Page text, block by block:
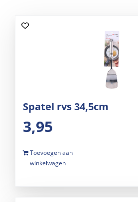
Spatel rvs 34,5cm
3,95
Toevoegen aan
winkelwagen